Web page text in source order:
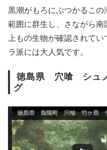
黒潮がもろにぶつかるこ
範囲に群生し、さながら
上もの生物が確認されて
ラ派には大人気です。
徳島県 穴喰 シュ
グ